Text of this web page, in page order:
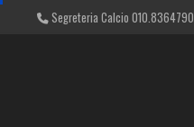
Segreteria Calcio 010.8364790